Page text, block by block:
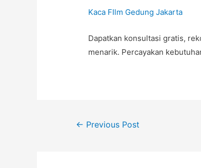
Kaca FIlm Gedung Jakarta
Dapatkan konsultasi gratis,
menarik. Percayakan
Post
← Previous Post